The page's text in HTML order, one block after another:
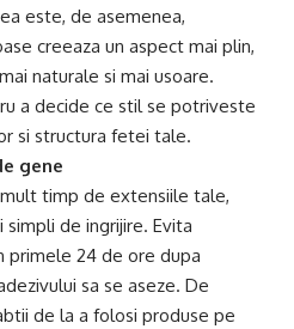
este, de asemenea,
creeaza un aspect mai plin,
naturale si mai usoare.
a decide ce stil se potriveste
si structura fetei tale.
gene
timp de extensiile tale,
de ingrijire. Evita
primele 24 de ore dupa
sa se aseze. De
de la a folosi produse pe